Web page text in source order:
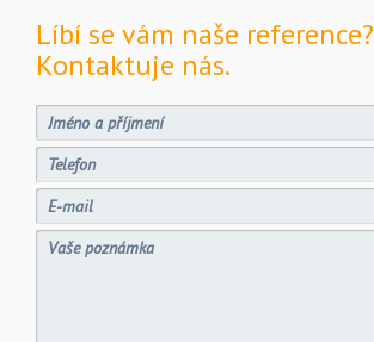
Líbí se vám naše reference?
Kontaktuje nás.